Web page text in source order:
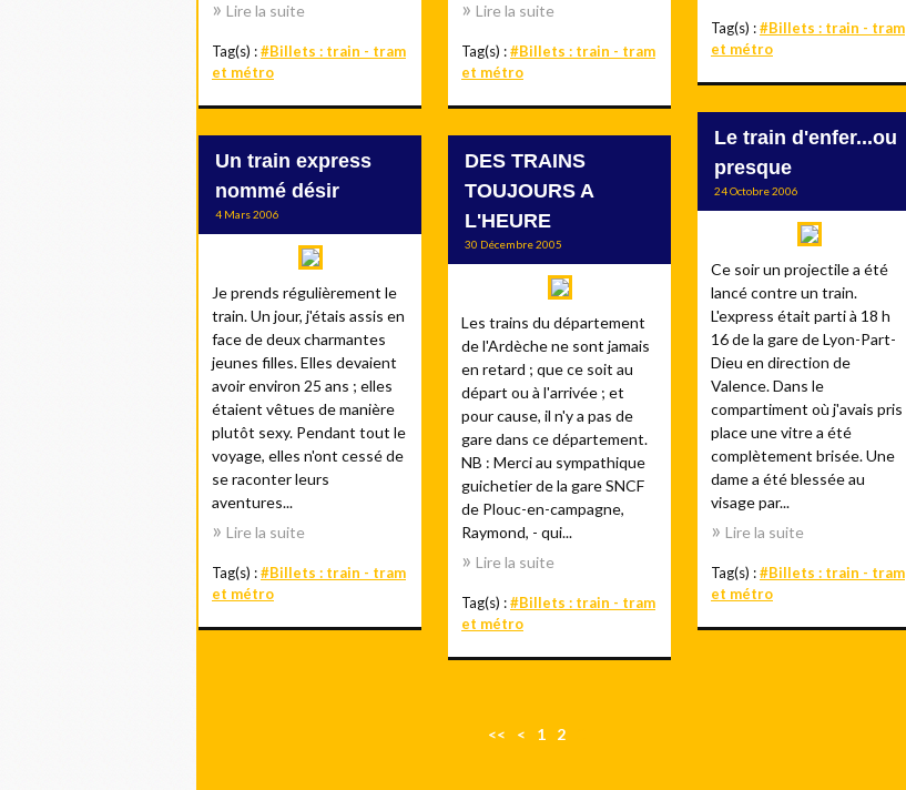
Lire la suite
Tag(s) :#Billets : train - tram
et métro
Lire la suite
Tag(s) :#Billets : train - tram
et métro
Tag(s) :#Billets : train - tram
et métro
Le train d'enfer...ou
presque
24 Octobre 2006
Ce soir un projectile a été
lancé contre un train.
L'express était parti à 18 h
16 de la gare de Lyon-Part-
Dieu en direction de
Valence. Dans le
compartiment où j'avais pris
place une vitre a été
complètement brisée. Une
dame a été blessée au
visage par...
Lire la suite
Tag(s) :#Billets : train - tram
et métro
Un train express
nommé désir
4 Mars 2006
Je prends régulièrement le
train. Un jour, j'étais assis en
face de deux charmantes
jeunes filles. Elles devaient
avoir environ 25 ans ; elles
étaient vêtues de manière
plutôt sexy. Pendant tout le
voyage, elles n'ont cessé de
se raconter leurs
aventures...
Lire la suite
Tag(s) :#Billets : train - tram
et métro
DES TRAINS
TOUJOURS A
L'HEURE
30 Décembre 2005
Les trains du département
de l'Ardèche ne sont jamais
en retard ; que ce soit au
départ ou à l'arrivée ; et
pour cause, il n'y a pas de
gare dans ce département.
NB : Merci au sympathique
guichetier de la gare SNCF
de Plouc-en-campagne,
Raymond, - qui...
Lire la suite
Tag(s) :#Billets : train - tram
et métro
<< < 1 2